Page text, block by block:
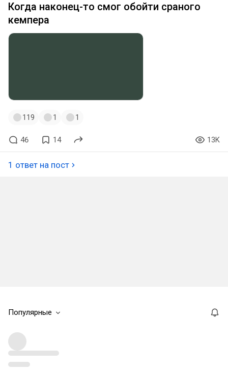
Когда наконец-то смог обойти сраного
кемпера
119 1 1
46 14 13K
1 ответ на пост
Популярные